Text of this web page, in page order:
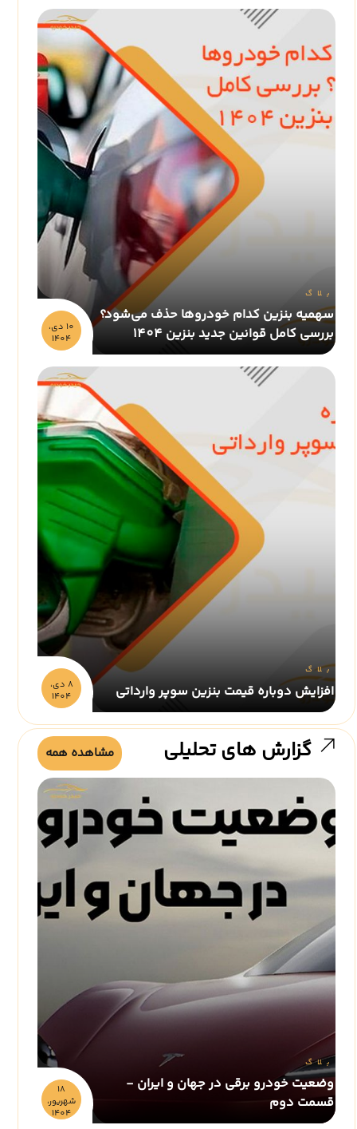
بلاگ
سهمیه بنزین کدام خودروها حذف می‌شود؟
بررسی کامل قوانین جدید بنزین 1404
10 دي،
1404
بلاگ
افزایش دوباره قیمت بنزین سوپر وارداتی
8 دي،
1404
گزارش های تحلیلی مشاهده همه
بلاگ
وضعیت خودرو برقی در جهان و ایران -
قسمت دوم
18
شهريور،
1404